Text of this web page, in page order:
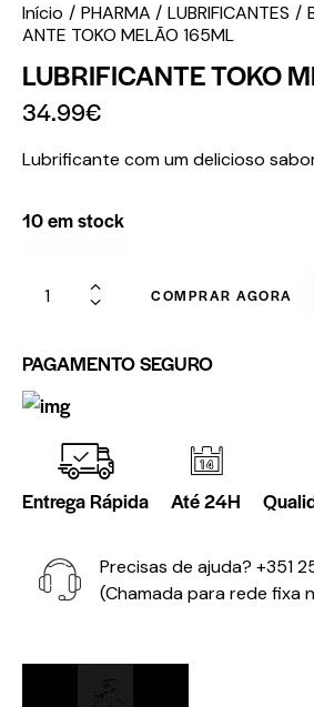
Início PHARMA LUBRIFICANTES
ANTE TOKO MELÃO 165ML
LUBRIFICANTE TOKO
34.99€
Lubrificante com um delicioso
10 em stock
COMPRAR AGORA
PAGAMENTO SEGURO
Entrega Rápida Até 24H
Precisas de ajuda? +351
(Chamada para rede fixa